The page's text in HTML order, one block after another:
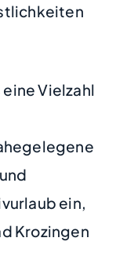
Vielzahl
ein,
Krozingen